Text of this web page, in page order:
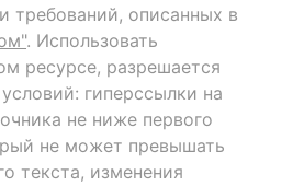
требований, описанных в
. Использовать
ресурсе, разрешается
гиперссылки на
не ниже первого
не может превышать
текста, изменения